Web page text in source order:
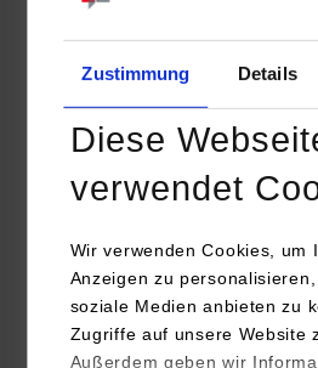
Zustimmung Details
Diese
verwendet
Wir verwenden Cookies, um
Anzeigen zu
soziale Medien anbieten zu
Zugriffe auf unsere Website
Außerdem geben wir
Prof. Dr. Dirk Reichardt